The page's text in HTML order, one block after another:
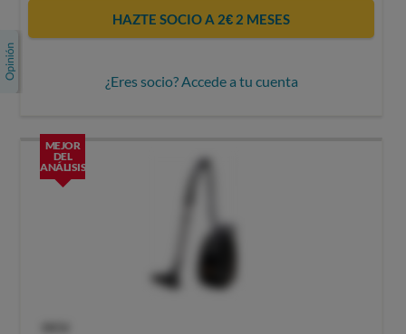
HAZTE SOCIO A 2€ 2 MESES
¿Eres socio? Accede a tu cuenta
MEJOR
DEL
ANÁLISIS